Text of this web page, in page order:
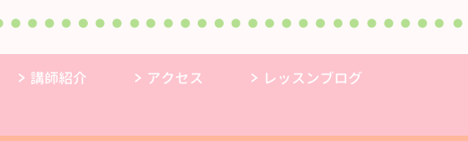
講師紹介 アクセス
レッスンブログ